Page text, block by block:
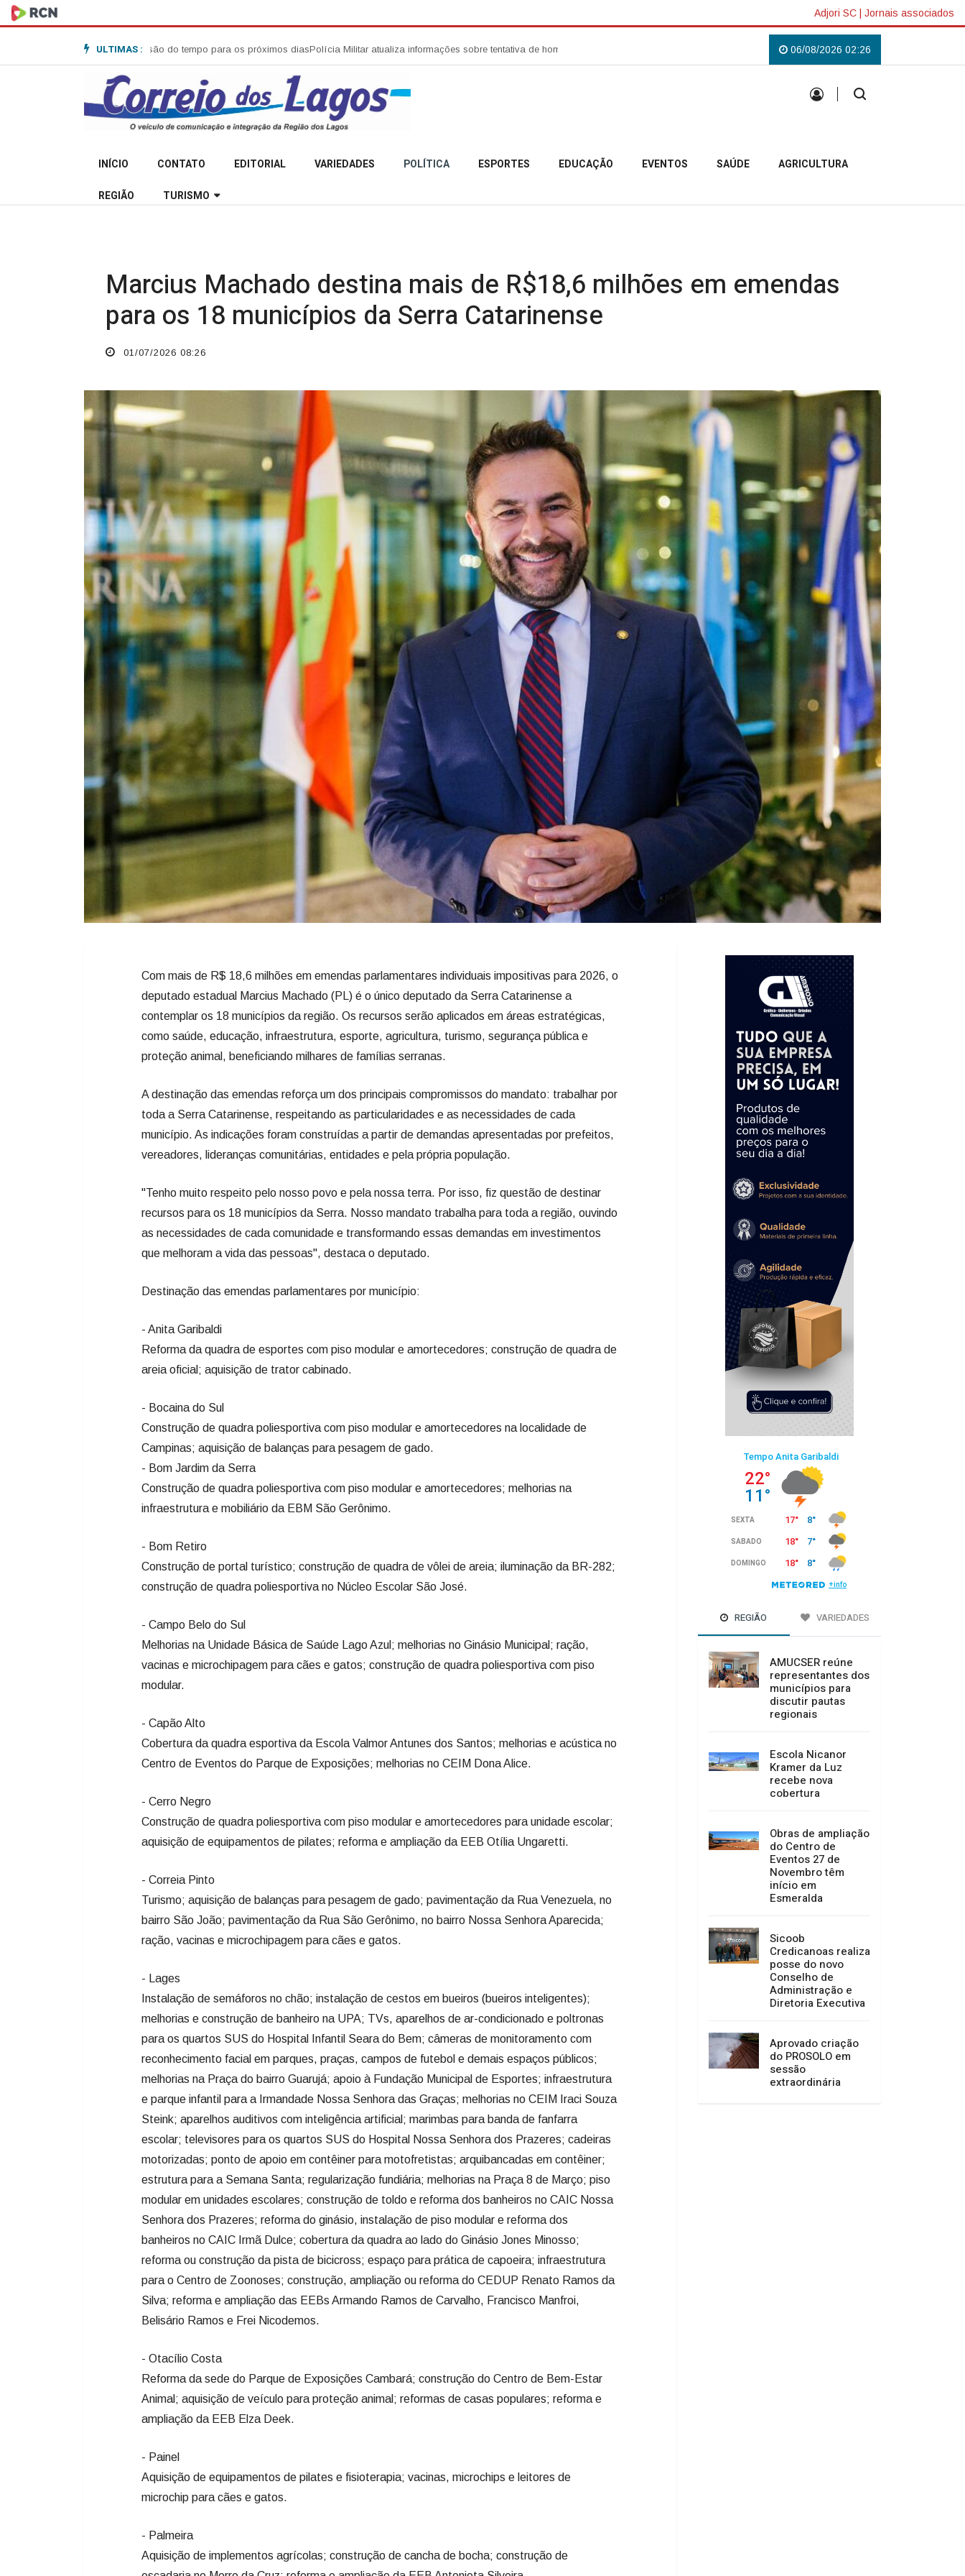
Adjori SC | Jornais associados
ULTIMAS :
em Anita GaribaldiPrevisão do tempo para os próximos diasPolícia Militar atualiza informações sobre tentativa de homicídio no Centro de Anita Garibaldi Caminhão perde os freios e bate contra paredão de pedras na SC -
06/08/2026 02:26
INÍCIO CONTATO EDITORIAL VARIEDADES POLÍTICA ESPORTES EDUCAÇÃO EVENTOS SAÚDE AGRICULTURA
REGIÃO TURISMO
Marcius Machado destina mais de R$18,6 milhões em emendas
para os 18 municípios da Serra Catarinense
01/07/2026 08:26
Com mais de R$ 18,6 milhões em emendas parlamentares individuais impositivas para 2026, o
deputado estadual Marcius Machado (PL) é o único deputado da Serra Catarinense a
contemplar os 18 municípios da região. Os recursos serão aplicados em áreas estratégicas,
como saúde, educação, infraestrutura, esporte, agricultura, turismo, segurança pública e
proteção animal, beneficiando milhares de famílias serranas.
A destinação das emendas reforça um dos principais compromissos do mandato: trabalhar por
toda a Serra Catarinense, respeitando as particularidades e as necessidades de cada
município. As indicações foram construídas a partir de demandas apresentadas por prefeitos,
vereadores, lideranças comunitárias, entidades e pela própria população.
"Tenho muito respeito pelo nosso povo e pela nossa terra. Por isso, fiz questão de destinar
recursos para os 18 municípios da Serra. Nosso mandato trabalha para toda a região, ouvindo
as necessidades de cada comunidade e transformando essas demandas em investimentos
que melhoram a vida das pessoas", destaca o deputado.
Destinação das emendas parlamentares por município:
- Anita Garibaldi
Reforma da quadra de esportes com piso modular e amortecedores; construção de quadra de
areia oficial; aquisição de trator cabinado.
- Bocaina do Sul
Construção de quadra poliesportiva com piso modular e amortecedores na localidade de
Campinas; aquisição de balanças para pesagem de gado.
- Bom Jardim da Serra
Construção de quadra poliesportiva com piso modular e amortecedores; melhorias na
infraestrutura e mobiliário da EBM São Gerônimo.
- Bom Retiro
Construção de portal turístico; construção de quadra de vôlei de areia; iluminação da BR-282;
construção de quadra poliesportiva no Núcleo Escolar São José.
- Campo Belo do Sul
Melhorias na Unidade Básica de Saúde Lago Azul; melhorias no Ginásio Municipal; ração,
vacinas e microchipagem para cães e gatos; construção de quadra poliesportiva com piso
modular.
- Capão Alto
Cobertura da quadra esportiva da Escola Valmor Antunes dos Santos; melhorias e acústica no
Centro de Eventos do Parque de Exposições; melhorias no CEIM Dona Alice.
- Cerro Negro
Construção de quadra poliesportiva com piso modular e amortecedores para unidade escolar;
aquisição de equipamentos de pilates; reforma e ampliação da EEB Otília Ungaretti.
- Correia Pinto
Turismo; aquisição de balanças para pesagem de gado; pavimentação da Rua Venezuela, no
bairro São João; pavimentação da Rua São Gerônimo, no bairro Nossa Senhora Aparecida;
ração, vacinas e microchipagem para cães e gatos.
- Lages
Instalação de semáforos no chão; instalação de cestos em bueiros (bueiros inteligentes);
melhorias e construção de banheiro na UPA; TVs, aparelhos de ar-condicionado e poltronas
para os quartos SUS do Hospital Infantil Seara do Bem; câmeras de monitoramento com
reconhecimento facial em parques, praças, campos de futebol e demais espaços públicos;
melhorias na Praça do bairro Guarujá; apoio à Fundação Municipal de Esportes; infraestrutura
e parque infantil para a Irmandade Nossa Senhora das Graças; melhorias no CEIM Iraci Souza
Steink; aparelhos auditivos com inteligência artificial; marimbas para banda de fanfarra
escolar; televisores para os quartos SUS do Hospital Nossa Senhora dos Prazeres; cadeiras
motorizadas; ponto de apoio em contêiner para motofretistas; arquibancadas em contêiner;
estrutura para a Semana Santa; regularização fundiária; melhorias na Praça 8 de Março; piso
modular em unidades escolares; construção de toldo e reforma dos banheiros no CAIC Nossa
Senhora dos Prazeres; reforma do ginásio, instalação de piso modular e reforma dos
banheiros no CAIC Irmã Dulce; cobertura da quadra ao lado do Ginásio Jones Minosso;
reforma ou construção da pista de bicicross; espaço para prática de capoeira; infraestrutura
para o Centro de Zoonoses; construção, ampliação ou reforma do CEDUP Renato Ramos da
Silva; reforma e ampliação das EEBs Armando Ramos de Carvalho, Francisco Manfroi,
Belisário Ramos e Frei Nicodemos.
- Otacílio Costa
Reforma da sede do Parque de Exposições Cambará; construção do Centro de Bem-Estar
Animal; aquisição de veículo para proteção animal; reformas de casas populares; reforma e
ampliação da EEB Elza Deek.
- Painel
Aquisição de equipamentos de pilates e fisioterapia; vacinas, microchips e leitores de
microchip para cães e gatos.
- Palmeira
Aquisição de implementos agrícolas; construção de cancha de bocha; construção de
REGIÃO VARIEDADES
AMUCSER reúne
representantes dos
municípios para
discutir pautas
regionais
Escola Nicanor
Kramer da Luz
recebe nova
cobertura
Obras de ampliação
do Centro de
Eventos 27 de
Novembro têm
início em
Esmeralda
Sicoob
Credicanoas realiza
posse do novo
Conselho de
Administração e
Diretoria Executiva
Aprovado criação
do PROSOLO em
sessão
extraordinária